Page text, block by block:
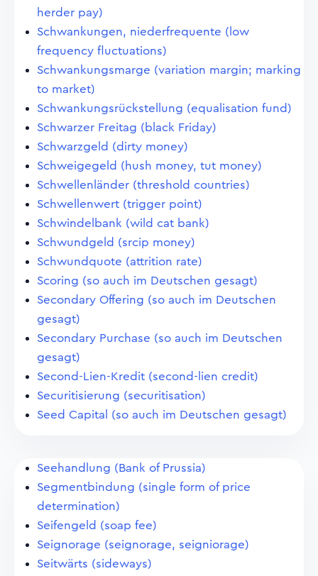
herder pay)
Schwankungen, niederfrequente (low
frequency fluctuations)
Schwankungsmarge (variation margin; marking
to market)
Schwankungsrückstellung (equalisation fund)
Schwarzer Freitag (black Friday)
Schwarzgeld (dirty money)
Schweigegeld (hush money, tut money)
Schwellenländer (threshold countries)
Schwellenwert (trigger point)
Schwindelbank (wild cat bank)
Schwundgeld (srcip money)
Schwundquote (attrition rate)
Scoring (so auch im Deutschen gesagt)
Secondary Offering (so auch im Deutschen
gesagt)
Secondary Purchase (so auch im Deutschen
gesagt)
Second-Lien-Kredit (second-lien credit)
Securitisierung (securitisation)
Seed Capital (so auch im Deutschen gesagt)
Seehandlung (Bank of Prussia)
Segmentbindung (single form of price
determination)
Seifengeld (soap fee)
Seignorage (seignorage, seigniorage)
Seitwärts (sideways)